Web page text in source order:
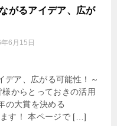
がるアイデア、広が
6月15日
デア、広がる可能性！～
からとっておきの活用
の大賞を決める
ます！ 本ページで […]